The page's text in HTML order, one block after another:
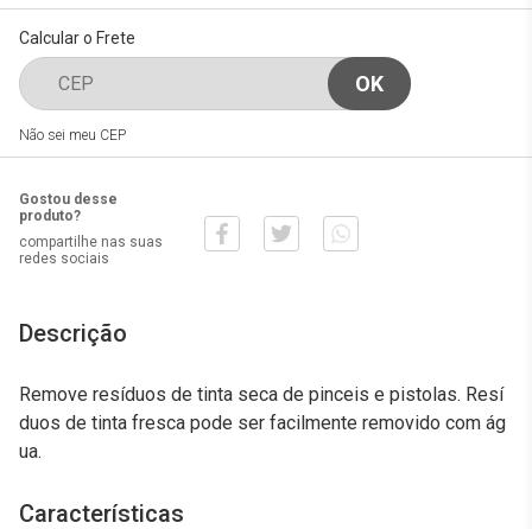
Calcular o Frete
Não sei meu CEP
Gostou desse
produto?
compartilhe nas suas
redes sociais
Descrição
Remove resíduos de tinta seca de pinceis e pistolas. Resí
duos de tinta fresca pode ser facilmente removido com ág
ua.
Características